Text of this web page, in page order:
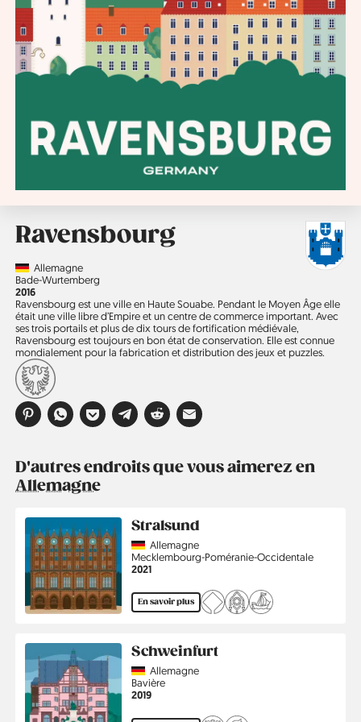
Ravensbourg
CountryAllemagne
Région
Bade-Wurtemberg
Année
2016
Ravensbourg est une ville en Haute Souabe. Pendant le Moyen Âge elle
était une ville libre d’Empire et un centre de commerce important. Avec
ses trois portails et plus de dix tours de fortification médiévale,
Ravensbourg est toujours en bon état de conservation. Elle est connue
mondialement pour la fabrication et distribution des jeux et puzzles.
D'autres endroits que vous aimerez en
Allemagne
Stralsund
CountryAllemagne
Région
Mecklembourg-Poméranie-Occidentale
Année
2021
En savoir plus
Schweinfurt
CountryAllemagne
Région
Bavière
Année
2019